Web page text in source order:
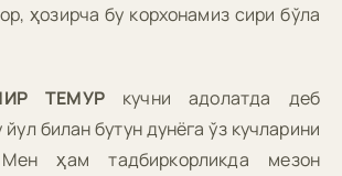
ҳозирча бу корхонамиз сири бўла
ТЕМУРкучни адолатда деб
билан бутун дунёга ўз кучларини
Мен ҳам тадбиркорликда мезон